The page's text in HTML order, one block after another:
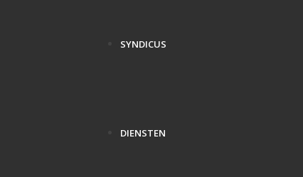
SYNDICUS
DIENSTEN